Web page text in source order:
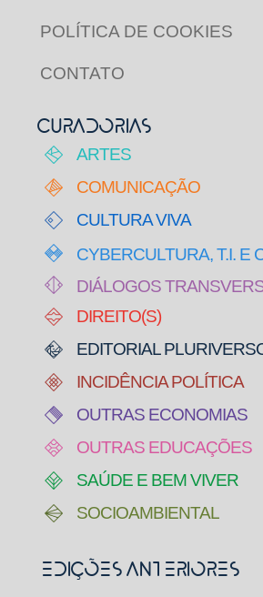
POLÍTICA DE COOKIES
CONTATO
CURADORIAS
ARTES
COMUNICAÇÃO
CULTURA VIVA
CYBERCULTURA, T.I. E
DIÁLOGOS
DIREITO(S)
EDITORIAL
INCIDÊNCIA POLÍTICA
OUTRAS ECONOMIAS
OUTRAS EDUCAÇÕES
SAÚDE E BEM VIVER
SOCIOAMBIENTAL
Edições Anteriores